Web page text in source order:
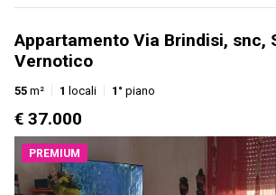
Appartamento Via Brindisi, snc,
Vernotico
55 m² 1 locali 1° piano
€ 37.000
PREMIUM